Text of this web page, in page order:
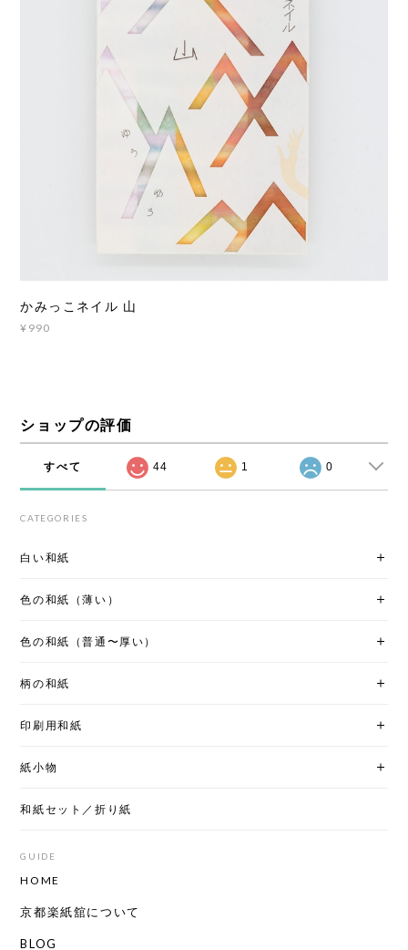
かみっこネイル 山
¥990
ショップの評価
すべて 44 1 0
CATEGORIES
白い和紙
色の和紙（薄い）
色の和紙（普通〜厚い）
柄の和紙
印刷用和紙
紙小物
和紙セット／折り紙
GUIDE
HOME
京都楽紙舘について
BLOG